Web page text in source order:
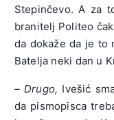
Stepinčevo. A za
branitelj Politeo
da dokaže da je to
Batelja neki dan u
– Drugo, Ivešić
da pismopisca